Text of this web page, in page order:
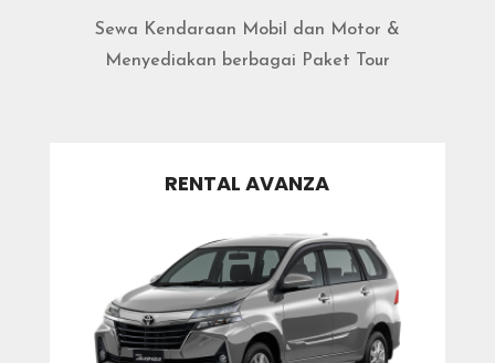
Sewa Kendaraan Mobil dan Motor &
Menyediakan berbagai Paket Tour
RENTAL AVANZA